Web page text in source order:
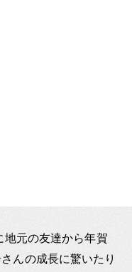
地元の友達から年賀
んの成長に驚いたり